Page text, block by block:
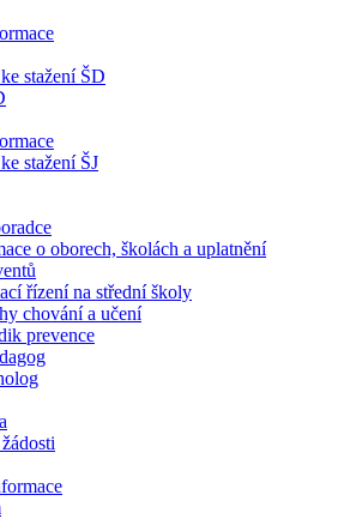
stažení ŠD
stažení ŠJ
o oborech, školách a uplatnění
řízení na střední školy
chování a učení
prevence